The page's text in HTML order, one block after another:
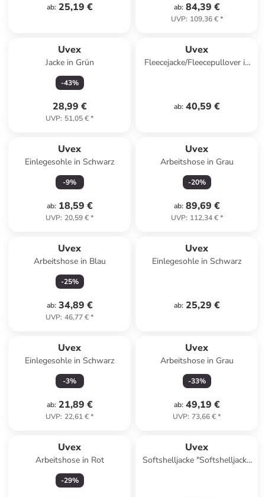
ab: 25,19 € ab: 84,39 €
UVP: 109,36 €*
Uvex
Jacke in Grün
-43%
28,99 €
UVP: 51,05 €*
Uvex
Fleecejacke/Fleecepullover in
ab: 40,59 €
Uvex
Einlegesohle in Schwarz
-9%
ab: 18,59 €
UVP: 20,59 €*
Uvex
Arbeitshose in Grau
-20%
ab: 89,69 €
UVP: 112,34 €*
Uvex
Arbeitshose in Blau
-25%
ab: 34,89 €
UVP: 46,77 €*
Uvex
Einlegesohle in Schwarz
ab: 25,29 €
Uvex
Einlegesohle in Schwarz
-3%
ab: 21,89 €
UVP: 22,61 €*
Uvex
Arbeitshose in Grau
-33%
ab: 49,19 €
UVP: 73,66 €*
Uvex
Arbeitshose in Rot
-29%
Uvex
Softshelljacke "Softshelljacke